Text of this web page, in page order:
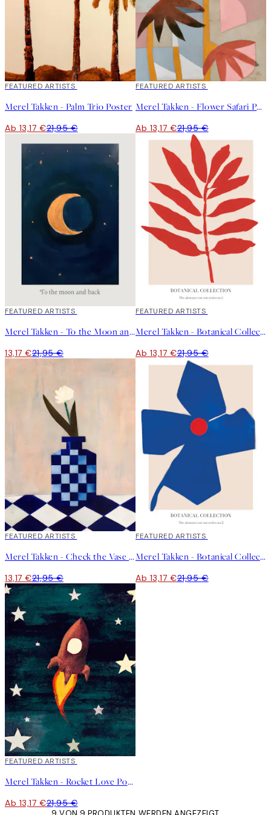
40%*
FEATURED ARTISTS
Merel Takken - Palm Trio Poster
Ab 13,17 €21,95 €
40%*
FEATURED ARTISTS
Merel Takken - Flower Safari Poster
Ab 13,17 €21,95 €
40%*
FEATURED ARTISTS
Merel Takken - To the Moon and Back Poster
13,17 €21,95 €
40%*
FEATURED ARTISTS
Merel Takken - Botanical Collection No1 Poster
Ab 13,17 €21,95 €
40%*
FEATURED ARTISTS
Merel Takken - Check the Vase Poster
13,17 €21,95 €
40%*
FEATURED ARTISTS
Merel Takken - Botanical Collection No2 Poster
Ab 13,17 €21,95 €
40%*
FEATURED ARTISTS
Merel Takken - Rocket Love Poster
Ab 13,17 €21,95 €